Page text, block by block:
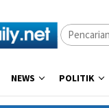
NEWS POLITIK